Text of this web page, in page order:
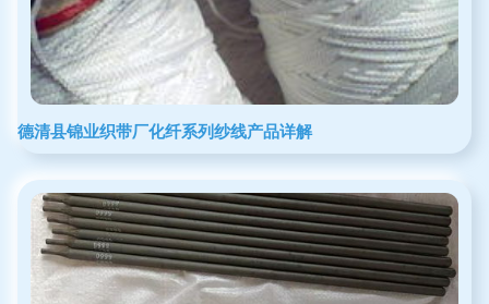
德清县锦业织带厂化纤系列纱线产品详解